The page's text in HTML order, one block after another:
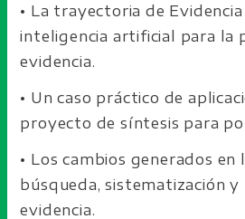
• La trayectoria de Evidencia
inteligencia artificial para la
evidencia.
• Un caso práctico de
proyecto de síntesis para
• Los cambios generados en
búsqueda, sistematización y
evidencia.